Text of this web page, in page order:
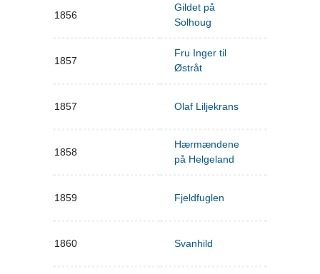
1856
Gildet på
Solhoug
1857
Fru Inger til
Østråt
1857 Olaf Liljekrans
1858
Hærmændene
på Helgeland
1859 Fjeldfuglen
1860 Svanhild